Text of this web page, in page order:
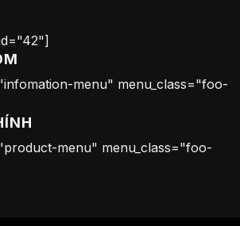
menu" menu_class="foo-
menu" menu_class="foo-